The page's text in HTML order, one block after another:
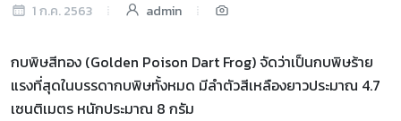
1 ก.ค. 2563 admin
กบพิษสีทอง (Golden Poison Dart Frog) จัดว่าเป็นกบพิษร้าย
แรงที่สุดในบรรดากบพิษทั้งหมด มีลำตัวสีเหลืองยาวประมาณ 4.7
เซนติเมตร หนักประมาณ 8 กรัม